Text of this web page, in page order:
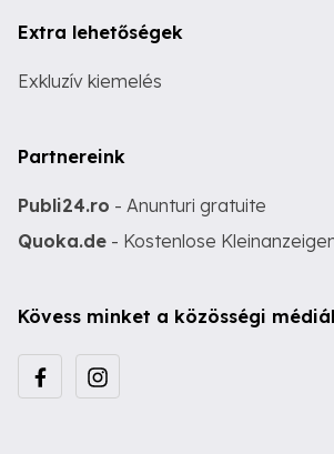
Extra lehetőségek
Exkluzív kiemelés
Partnereink
Publi24.ro - Anunturi gratuite
Quoka.de - Kostenlose
Kövess minket a közösségi